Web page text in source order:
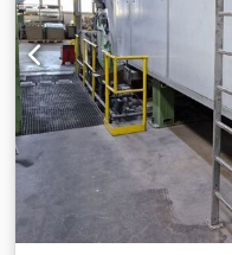
Minuten Verwendete
Ammoniak, Propan
Uuwmsb Tswa